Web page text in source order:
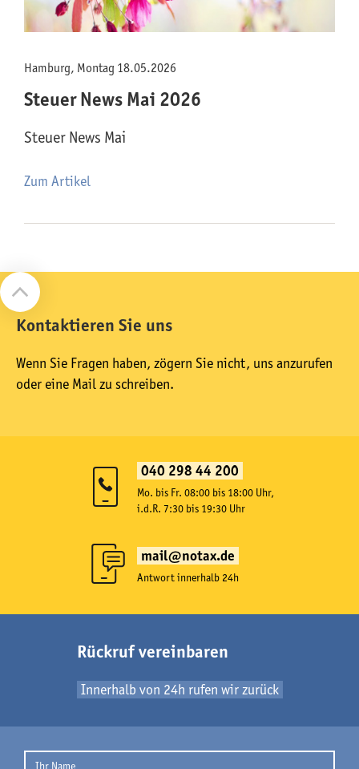
Hamburg, Montag 18.05.2026
Steuer News Mai 2026
Steuer News Mai
Zum Artikel
Kontaktieren Sie uns
Wenn Sie Fragen haben, zögern Sie nicht, uns anzurufen
oder eine Mail zu schreiben.
040 298 44 200
Mo. bis Fr. 08:00 bis 18:00 Uhr,
i.d.R. 7:30 bis 19:30 Uhr
mail@notax.de
Antwort innerhalb 24h
Rückruf vereinbaren
Innerhalb von 24h rufen wir zurück